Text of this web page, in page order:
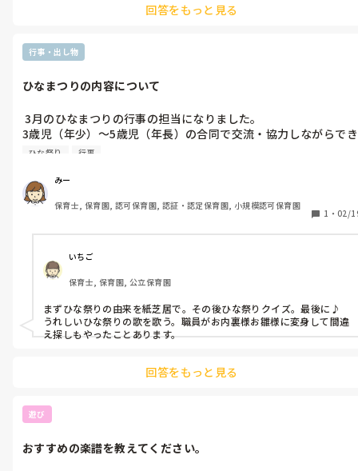
毎日の保育はとっても楽しいですし、保育士を選んで良かったと
もちろんそんな保護者ばかりではなく、とても良い保護者の方も
いらっしゃるので保護者対応が嫌というわけでもありません。
でしょうか。
士不足を生み出す原因の一つな気がしてしまいます。
護者の方もいらっしゃいますね。
保護者の方も、普段の保育が見えないからこそ、何が真実なのか分
からないこともあって、心配なのでしょうね。
しっかり話した上で、子どもと保育者との信頼関係(心配させること
バイスいただき、しっかりお家と園と話していることの辻褄が合うよ
うにしていきました。少しは改善されたのではないかと思います。
ひとりひとり個性のある子どもがいるように、親もひとりひとり違
うので難しいですよね。わたしも勉強中です…。
回答をもっと見る
行事・出し物
ひなまつりの内容について
3月のひなまつりの行事の担当になりました。
3歳児（年少）～5歳児（年長）の合同で交流・協力しながらでき
る活動内容を考えているのですが、何か良い案はないでしょう
ひな祭り 行事
みー
保育士, 保育園, 認可保育園, 認証・認定保育園, 小規模認可保育園
1 ・ 02/
いちご
保育士, 保育園, 公立保育園
まずひな祭りの由来を紙芝居で。その後ひな祭りクイズ。最後に♪
うれしいひな祭りの歌を歌う。職員がお内裏様お雛様に変身して間違
え探しもやったことあります。
回答をもっと見る
遊び
おすすめの楽譜を教えてください。